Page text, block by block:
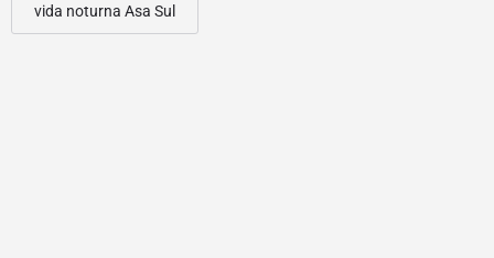
vida noturna Asa Sul